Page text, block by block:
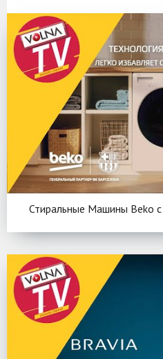
Стиральные Машины Beko c